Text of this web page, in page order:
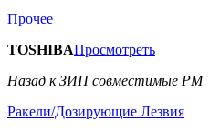
Прочее
TOSHIBAПросмотреть
Назад к ЗИП совместимые РМ
Ракели/Дозирующие Лезвия